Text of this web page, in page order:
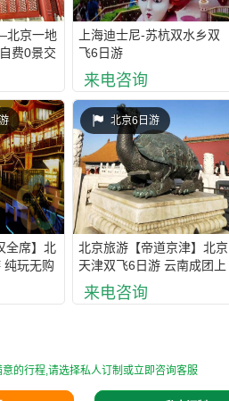
北京一地
费0景交
松游首
上海迪士尼-苏杭双水乡双
飞6日游
来电咨询
全席】北
纯玩无购
一价
北京6日游
北京旅游【帝道京津】北京
天津双飞6日游 云南成团上
领队 纯玩0自费0购物0景交
来电咨询
的行程,请选择私人订制或立即咨询客服